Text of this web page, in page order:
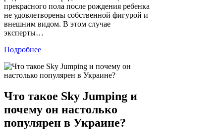
прекрасного пола после рождения ребенка
не удовлетворены собственной фигурой и
внешним видом. В этом случае
эксперты…
Подробнее
Что такое Sky Jumping и
почему он настолько
популярен в Украине?